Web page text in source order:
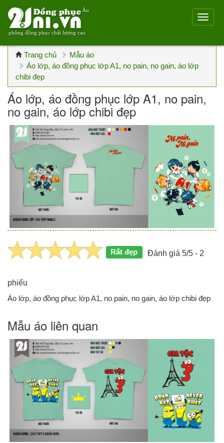
Áo
phông đồng phục chất lượng cao
Trang chủ
Mẫu áo
Áo lớp, áo đồng phục lớp A1, no pain, no gain, áo lớp
chibi đẹp
Áo lớp, áo đồng phục lớp A1, no pain,
no gain, áo lớp chibi đẹp
Rất đẹp Đánh giá 5/5 - 2
phiếu
Áo lớp, áo đồng phục lớp A1, no pain, no gain, áo lớp chibi đẹp
Mẫu áo liên quan